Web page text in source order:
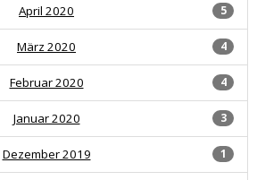
5
April 2020
4
März 2020
4
Februar 2020
3
Januar 2020
1
Dezember 2019